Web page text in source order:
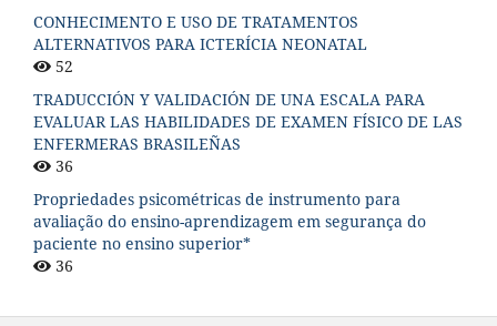
CONHECIMENTO E USO DE TRATAMENTOS
ALTERNATIVOS PARA ICTERÍCIA NEONATAL
52
TRADUCCIÓN Y VALIDACIÓN DE UNA ESCALA PARA
EVALUAR LAS HABILIDADES DE EXAMEN FÍSICO DE LAS
ENFERMERAS BRASILEÑAS
36
Propriedades psicométricas de instrumento para
avaliação do ensino-aprendizagem em segurança do
paciente no ensino superior*
36